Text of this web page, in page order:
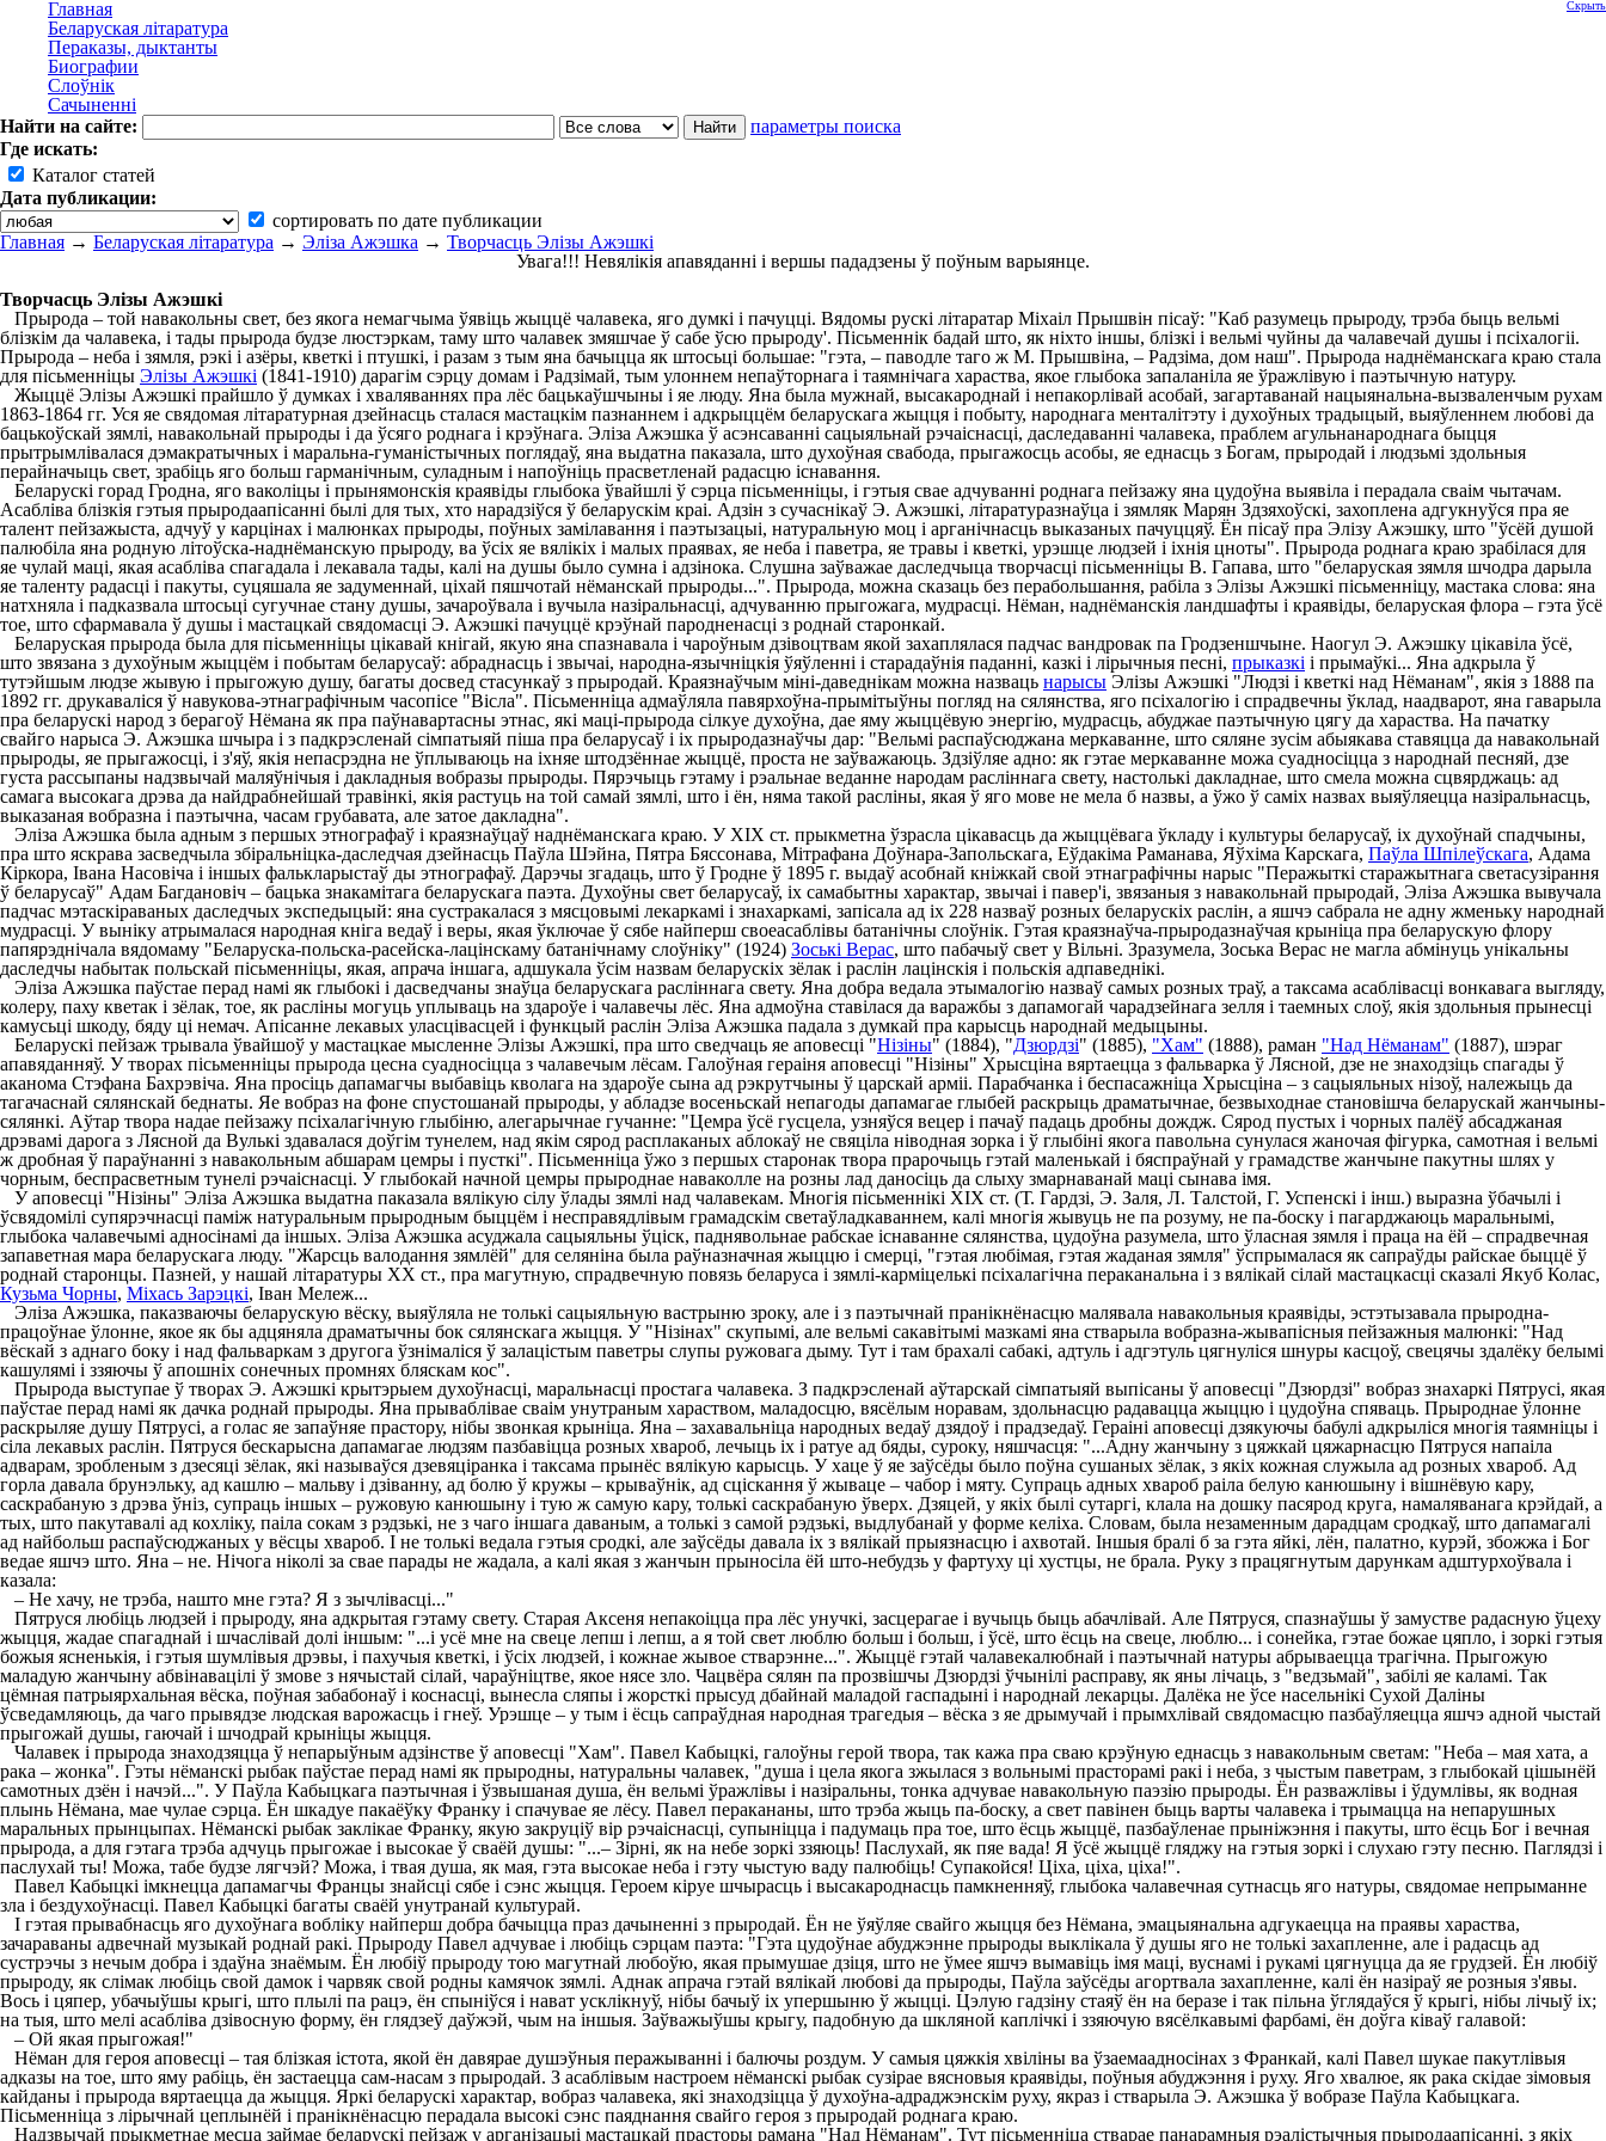
Главная
Беларуская літаратура
Пераказы, дыктанты
Биографии
Слоўнік
Сачыненні
Найти на сайте:
параметры поиска
Где искать:
Каталог статей
Дата публикации:
сортировать по дате публикации
Скрыть
Главная → Беларуская літаратура → Эліза Ажэшка → Творчасць Элізы Ажэшкі
Увага!!! Невялікія апавяданні і вершы пададзены ў поўным варыянце.
Творчасць Элізы Ажэшкі
Прырода – той навакольны свет, без якога немагчыма ўявіць жыццё чалавека, яго думкі і пачуцці. Вядомы рускі літаратар Міхаіл Прышвін пісаў: "Каб разумець прыроду, трэба быць вельмі
блізкім да чалавека, і тады прырода будзе люстэркам, таму што чалавек змяшчае ў сабе ўсю прыроду'. Пісьменнік бадай што, як ніхто іншы, блізкі і вельмі чуйны да чалавечай душы і псіхалогіі.
Прырода – неба і зямля, рэкі і азёры, кветкі і птушкі, і разам з тым яна бачыцца як штосьці большае: "гэта, – паводле таго ж М. Прышвіна, – Радзіма, дом наш". Прырода наднёманскага краю стала
для пісьменніцы Элізы Ажэшкі (1841-1910) дарагім сэрцу домам і Радзімай, тым улоннем непаўторнага і таямнічага хараства, якое глыбока запаланіла яе ўражлівую і паэтычную натуру.
Жыццё Элізы Ажэшкі прайшло ў думках і хваляваннях пра лёс бацькаўшчыны і яе люду. Яна была мужнай, высакароднай і непакорлівай асобай, загартаванай нацыянальна-вызваленчым рухам
1863-1864 гг. Уся яе свядомая літаратурная дзейнасць сталася мастацкім пазнаннем і адкрыццём беларускага жыцця і побыту, народнага менталітэту і духоўных традыцый, выяўленнем любові да
бацькоўскай зямлі, навакольнай прыроды і да ўсяго роднага і крэўнага. Эліза Ажэшка ў асэнсаванні сацыяльнай рэчаіснасці, даследаванні чалавека, праблем агульнанароднага быцця
прытрымлівалася дэмакратычных і маральна-гуманістычных поглядаў, яна выдатна паказала, што духоўная свабода, прыгажосць асобы, яе еднасць з Богам, прыродай і людзьмі здольныя
перайначыць свет, зрабіць яго больш гарманічным, суладным і напоўніць прасветленай радасцю існавання.
Беларускі горад Гродна, яго ваколіцы і прынямонскія краявіды глыбока ўвайшлі ў сэрца пісьменніцы, і гэтыя свае адчуванні роднага пейзажу яна цудоўна выявіла і перадала сваім чытачам.
Асабліва блізкія гэтыя прыродаапісанні былі для тых, хто нарадзіўся ў беларускім краі. Адзін з сучаснікаў Э. Ажэшкі, літаратуразнаўца і зямляк Марян Здзяхоўскі, захоплена адгукнуўся пра яе
талент пейзажыста, адчуў у карцінах і малюнках прыроды, поўных замілавання і паэтызацыі, натуральную моц і арганічнасць выказаных пачуццяў. Ён пісаў пра Элізу Ажэшку, што "ўсёй душой
палюбіла яна родную літоўска-наднёманскую прыроду, ва ўсіх яе вялікіх і малых праявах, яе неба і паветра, яе травы і кветкі, урэшце людзей і іхнія цноты". Прырода роднага краю зрабілася для
яе чулай маці, якая асабліва спагадала і лекавала тады, калі на душы было сумна і адзінока. Слушна заўважае даследчыца творчасці пісьменніцы В. Гапава, што "беларуская зямля шчодра дарыла
яе таленту радасці і пакуты, суцяшала яе задуменнай, ціхай пяшчотай нёманскай прыроды...". Прырода, можна сказаць без перабольшання, рабіла з Элізы Ажэшкі пісьменніцу, мастака слова: яна
натхняла і падказвала штосьці сугучнае стану душы, зачароўвала і вучыла назіральнасці, адчуванню прыгожага, мудрасці. Нёман, наднёманскія ландшафты і краявіды, беларуская флора – гэта ўсё
тое, што сфармавала ў душы і мастацкай свядомасці Э. Ажэшкі пачуццё крэўнай пародненасці з роднай старонкай.
Беларуская прырода была для пісьменніцы цікавай кнігай, якую яна спазнавала і чароўным дзівоцтвам якой захаплялася падчас вандровак па Гродзеншчыне. Наогул Э. Ажэшку цікавіла ўсё,
што звязана з духоўным жыццём і побытам беларусаў: абраднасць і звычаі, народна-язычніцкія ўяўленні і старадаўнія паданні, казкі і лірычныя песні, прыказкі і прымаўкі... Яна адкрыла ў
тутэйшым людзе жывую і прыгожую душу, багаты досвед стасункаў з прыродай. Краязнаўчым міні-даведнікам можна назваць нарысы Элізы Ажэшкі "Людзі і кветкі над Нёманам", якія з 1888 па
1892 гг. друкаваліся ў навукова-этнаграфічным часопісе "Вісла". Пісьменніца адмаўляла павярхоўна-прымітыўны погляд на сялянства, яго псіхалогію і спрадвечны ўклад, наадварот, яна гаварыла
пра беларускі народ з берагоў Нёмана як пра паўнавартасны этнас, які маці-прырода сілкуе духоўна, дае яму жыццёвую энергію, мудрасць, абуджае паэтычную цягу да хараства. На пачатку
свайго нарыса Э. Ажэшка шчыра і з падкрэсленай сімпатыяй піша пра беларусаў і іх прыродазнаўчы дар: "Вельмі распаўсюджана меркаванне, што сяляне зусім абыякава ставяцца да навакольнай
прыроды, яе прыгажосці, і з'яў, якія непасрэдна не ўплываюць на іхняе штодзённае жыццё, проста не заўважаюць. Здзіўляе адно: як гэтае меркаванне можа суадносіцца з народнай песняй, дзе
густа рассыпаны надзвычай маляўнічыя і дакладныя вобразы прыроды. Пярэчыць гэтаму і рэальнае веданне народам расліннага свету, настолькі дакладнае, што смела можна сцвярджаць: ад
самага высокага дрэва да найдрабнейшай травінкі, якія растуць на той самай зямлі, што і ён, няма такой расліны, якая ў яго мове не мела б назвы, а ўжо ў саміх назвах выяўляецца назіральнасць,
выказаная вобразна і паэтычна, часам грубавата, але затое дакладна".
Эліза Ажэшка была адным з першых этнографаў і краязнаўцаў наднёманскага краю. У ХІХ ст. прыкметна ўзрасла цікавасць да жыццёвага ўкладу і культуры беларусаў, іх духоўнай спадчыны,
пра што яскрава засведчыла збіральніцка-даследчая дзейнасць Паўла Шэйна, Пятра Бяссонава, Мітрафана Доўнара-Запольскага, Еўдакіма Раманава, Яўхіма Карскага, Паўла Шпілеўскага, Адама
Кіркора, Івана Насовіча і іншых фалькларыстаў ды этнографаў. Дарэчы згадаць, што ў Гродне ў 1895 г. выдаў асобнай кніжкай свой этнаграфічны нарыс "Перажыткі старажытнага светасузірання
ў беларусаў" Адам Багдановіч – бацька знакамітага беларускага паэта. Духоўны свет беларусаў, іх самабытны характар, звычаі і павер'і, звязаныя з навакольнай прыродай, Эліза Ажэшка вывучала
падчас мэтаскіраваных даследчых экспедыцый: яна сустракалася з мясцовымі лекаркамі і знахаркамі, запісала ад іх 228 назваў розных беларускіх раслін, а яшчэ сабрала не адну жменьку народнай
мудрасці. У выніку атрымалася народная кніга ведаў і веры, якая ўключае ў сябе найперш своеасаблівы батанічны слоўнік. Гэтая краязнаўча-прыродазнаўчая крыніца пра беларускую флору
папярэднічала вядомаму "Беларуска-польска-расейска-лацінскаму батанічнаму слоўніку" (1924) Зоські Верас, што пабачыў свет у Вільні. Зразумела, Зоська Верас не магла абмінуць унікальны
даследчы набытак польскай пісьменніцы, якая, апрача іншага, адшукала ўсім назвам беларускіх зёлак і раслін лацінскія і польскія адпаведнікі.
Эліза Ажэшка паўстае перад намі як глыбокі і дасведчаны знаўца беларускага расліннага свету. Яна добра ведала этымалогію назваў самых розных траў, а таксама асаблівасці вонкавага выгляду,
колеру, паху кветак і зёлак, тое, як расліны могуць уплываць на здароўе і чалавечы лёс. Яна адмоўна ставілася да варажбы з дапамогай чарадзейнага зелля і таемных слоў, якія здольныя прынесці
камусьці шкоду, бяду ці немач. Апісанне лекавых уласцівасцей і функцый раслін Эліза Ажэшка падала з думкай пра карысць народнай медыцыны.
Беларускі пейзаж трывала ўвайшоў у мастацкае мысленне Элізы Ажэшкі, пра што сведчаць яе аповесці "Нізіны" (1884), "Дзюрдзі" (1885), "Хам" (1888), раман "Над Нёманам" (1887), шэраг
апавяданняў. У творах пісьменніцы прырода цесна суадносіцца з чалавечым лёсам. Галоўная гераіня аповесці "Нізіны" Хрысціна вяртаецца з фальварка ў Лясной, дзе не знаходзіць спагады ў
аканома Стэфана Бахрэвіча. Яна просіць дапамагчы выбавіць кволага на здароўе сына ад рэкрутчыны ў царскай арміі. Парабчанка і беспасажніца Хрысціна – з сацыяльных нізоў, належыць да
тагачаснай сялянскай беднаты. Яе вобраз на фоне спустошанай прыроды, у абладзе восеньскай непагоды дапамагае глыбей раскрыць драматычнае, безвыходнае становішча беларускай жанчыны-
сялянкі. Аўтар твора надае пейзажу псіхалагічную глыбіню, алегарычнае гучанне: "Цемра ўсё гусцела, узняўся вецер і пачаў падаць дробны дождж. Сярод пустых і чорных палёў абсаджаная
дрэвамі дарога з Лясной да Вулькі здавалася доўгім тунелем, над якім сярод расплаканых аблокаў не свяціла ніводная зорка і ў глыбіні якога павольна сунулася жаночая фігурка, самотная і вельмі
ж дробная ў параўнанні з навакольным абшарам цемры і пусткі". Пісьменніца ўжо з першых старонак твора прарочыць гэтай маленькай і бяспраўнай у грамадстве жанчыне пакутны шлях у
чорным, беспрасветным тунелі рэчаіснасці. У глыбокай начной цемры прыроднае наваколле на розны лад даносіць да слыху змарнаванай маці сынава імя.
У аповесці "Нізіны" Эліза Ажэшка выдатна паказала вялікую сілу ўлады зямлі над чалавекам. Многія пісьменнікі ХІХ ст. (Т. Гардзі, Э. Заля, Л. Талстой, Г. Успенскі і інш.) выразна ўбачылі і
ўсвядомілі супярэчнасці паміж натуральным прыродным быццём і несправядлівым грамадскім светаўладкаваннем, калі многія жывуць не па розуму, не па-боску і пагарджаюць маральнымі,
глыбока чалавечымі адносінамі да іншых. Эліза Ажэшка асуджала сацыяльны ўціск, паднявольнае рабскае існаванне сялянства, цудоўна разумела, што ўласная зямля і праца на ёй – спрадвечная
запаветная мара беларускага люду. "Жарсць валодання зямлёй" для селяніна была раўназначная жыццю і смерці, "гэтая любімая, гэтая жаданая зямля" ўспрымалася як сапраўды райскае быццё ў
роднай старонцы. Пазней, у нашай літаратуры ХХ ст., пра магутную, спрадвечную повязь беларуса і зямлі-карміцелькі псіхалагічна пераканальна і з вялікай сілай мастацкасці сказалі Якуб Колас,
Кузьма Чорны, Міхась Зарэцкі, Іван Мележ...
Эліза Ажэшка, паказваючы беларускую вёску, выяўляла не толькі сацыяльную вастрыню зроку, але і з паэтычнай пранікнёнасцю малявала навакольныя краявіды, эстэтызавала прыродна-
працоўнае ўлонне, якое як бы адцяняла драматычны бок сялянскага жыцця. У "Нізінах" скупымі, але вельмі сакавітымі мазкамі яна стварыла вобразна-жывапісныя пейзажныя малюнкі: "Над
вёскай з аднаго боку і над фальваркам з другога ўзнімаліся ў залацістым паветры слупы ружовага дыму. Тут і там брахалі сабакі, адтуль і адгэтуль цягнуліся шнуры касцоў, свецячы здалёку белымі
кашулямі і ззяючы ў апошніх сонечных промнях бляскам кос".
Прырода выступае ў творах Э. Ажэшкі крытэрыем духоўнасці, маральнасці простага чалавека. З падкрэсленай аўтарскай сімпатыяй выпісаны ў аповесці "Дзюрдзі" вобраз знахаркі Пятрусі, якая
паўстае перад намі як дачка роднай прыроды. Яна прываблівае сваім унутраным хараством, маладосцю, вясёлым норавам, здольнасцю радавацца жыццю і цудоўна спяваць. Прыроднае ўлонне
раскрыляе душу Пятрусі, а голас яе запаўняе прастору, нібы звонкая крыніца. Яна – захавальніца народных ведаў дзядоў і прадзедаў. Гераіні аповесці дзякуючы бабулі адкрыліся многія таямніцы і
сіла лекавых раслін. Пятруся бескарысна дапамагае людзям пазбавіцца розных хвароб, лечыць іх і ратуе ад бяды, суроку, няшчасця: "...Адну жанчыну з цяжкай цяжарнасцю Пятруся напаіла
адварам, зробленым з дзесяці зёлак, які называўся дзевяціранка і таксама прынёс вялікую карысць. У хаце ў яе заўсёды было поўна сушаных зёлак, з якіх кожная служыла ад розных хвароб. Ад
горла давала брунэльку, ад кашлю – мальву і дзіванну, ад болю ў кружы – крываўнік, ад сціскання ў жываце – чабор і мяту. Супраць адных хвароб раіла белую канюшыну і вішнёвую кару,
саскрабаную з дрэва ўніз, супраць іншых – ружовую канюшыну і тую ж самую кару, толькі саскрабаную ўверх. Дзяцей, у якіх былі сутаргі, клала на дошку пасярод круга, намаляванага крэйдай, а
тых, што пакутавалі ад кохліку, паіла сокам з рэдзькі, не з чаго іншага даваным, а толькі з самой рэдзькі, выдлубанай у форме келіха. Словам, была незаменным дарадцам сродкаў, што дапамагалі
ад найбольш распаўсюджаных у вёсцы хвароб. І не толькі ведала гэтыя сродкі, але заўсёды давала іх з вялікай прыязнасцю і ахвотай. Іншыя бралі б за гэта яйкі, лён, палатно, курэй, збожжа і Бог
ведае яшчэ што. Яна – не. Нічога ніколі за свае парады не жадала, а калі якая з жанчын прыносіла ёй што-небудзь у фартуху ці хустцы, не брала. Руку з працягнутым дарункам адштурхоўвала і
казала:
– Не хачу, не трэба, нашто мне гэта? Я з зычлівасці..."
Пятруся любіць людзей і прыроду, яна адкрытая гэтаму свету. Старая Аксеня непакоіцца пра лёс унучкі, засцерагае і вучыць быць абачлівай. Але Пятруся, спазнаўшы ў замустве радасную ўцеху
жыцця, жадае спагаднай і шчаслівай долі іншым: "...і усё мне на свеце лепш і лепш, а я той свет люблю больш і больш, і ўсё, што ёсць на свеце, люблю... і сонейка, гэтае божае цяпло, і зоркі гэтыя
божыя ясненькія, і гэтыя шумлівыя дрэвы, і пахучыя кветкі, і ўсіх людзей, і кожнае жывое стварэнне...". Жыццё гэтай чалавекалюбнай і паэтычнай натуры абрываецца трагічна. Прыгожую
маладую жанчыну абвінавацілі ў змове з нячыстай сілай, чараўніцтве, якое нясе зло. Чацвёра сялян па прозвішчы Дзюрдзі ўчынілі расправу, як яны лічаць, з "ведзьмай", забілі яе каламі. Так
цёмная патрыярхальная вёска, поўная забабонаў і коснасці, вынесла сляпы і жорсткі прысуд дбайнай маладой гаспадыні і народнай лекарцы. Далёка не ўсе насельнікі Сухой Даліны
ўсведамляюць, да чаго прывядзе людская варожасць і гнеў. Урэшце – у тым і ёсць сапраўдная народная трагедыя – вёска з яе дрымучай і прымхлівай свядомасцю пазбаўляецца яшчэ адной чыстай
прыгожай душы, гаючай і шчодрай крыніцы жыцця.
Чалавек і прырода знаходзяцца ў непарыўным адзінстве ў аповесці "Хам". Павел Кабыцкі, галоўны герой твора, так кажа пра сваю крэўную еднасць з навакольным светам: "Неба – мая хата, а
рака – жонка". Гэты нёманскі рыбак паўстае перад намі як прыродны, натуральны чалавек, "душа і цела якога зжылася з вольнымі прасторамі ракі і неба, з чыстым паветрам, з глыбокай цішынёй
самотных дзён і начэй...". У Паўла Кабыцкага паэтычная і ўзвышаная душа, ён вельмі ўражлівы і назіральны, тонка адчувае навакольную паэзію прыроды. Ён разважлівы і ўдумлівы, як водная
плынь Нёмана, мае чулае сэрца. Ён шкадуе пакаёўку Франку і спачувае яе лёсу. Павел перакананы, што трэба жыць па-боску, а свет павінен быць варты чалавека і трымацца на непарушных
маральных прынцыпах. Нёманскі рыбак заклікае Франку, якую закруціў вір рэчаіснасці, супыніцца і падумаць пра тое, што ёсць жыццё, пазбаўленае прыніжэння і пакуты, што ёсць Бог і вечная
прырода, а для гэтага трэба адчуць прыгожае і высокае ў сваёй душы: "...– Зірні, як на небе зоркі ззяюць! Паслухай, як пяе вада! Я ўсё жыццё гляджу на гэтыя зоркі і слухаю гэту песню. Паглядзі і
паслухай ты! Можа, табе будзе лягчэй? Можа, і твая душа, як мая, гэта высокае неба і гэту чыстую ваду палюбіць! Супакойся! Ціха, ціха, ціха!".
Павел Кабыцкі імкнецца дапамагчы Францы знайсці сябе і сэнс жыцця. Героем кіруе шчырасць і высакароднасць памкненняў, глыбока чалавечная сутнасць яго натуры, свядомае непрыманне
зла і бездухоўнасці. Павел Кабыцкі багаты сваёй унутранай культурай.
І гэтая прывабнасць яго духоўнага вобліку найперш добра бачыцца праз дачыненні з прыродай. Ён не ўяўляе свайго жыцця без Нёмана, эмацыянальна адгукаецца на праявы хараства,
зачараваны адвечнай музыкай роднай ракі. Прыроду Павел адчувае і любіць сэрцам паэта: "Гэта цудоўнае абуджэнне прыроды выклікала ў душы яго не толькі захапленне, але і радасць ад
сустрэчы з нечым добра і здаўна знаёмым. Ён любіў прыроду тою магутнай любоўю, якая прымушае дзіця, што не ўмее яшчэ вымавіць імя маці, вуснамі і рукамі цягнуцца да яе грудзей. Ён любіў
прыроду, як слімак любіць свой дамок і чарвяк свой родны камячок зямлі. Аднак апрача гэтай вялікай любові да прыроды, Паўла заўсёды агортвала захапленне, калі ён назіраў яе розныя з'явы.
Вось і цяпер, убачыўшы крыгі, што плылі па рацэ, ён спыніўся і нават усклікнуў, нібы бачыў іх упершыню ў жыцці. Цэлую гадзіну стаяў ён на беразе і так пільна ўглядаўся ў крыгі, нібы лічыў іх;
на тыя, што мелі асабліва дзівосную форму, ён глядзеў даўжэй, чым на іншыя. Заўважыўшы крыгу, падобную да шкляной каплічкі і ззяючую вясёлкавымі фарбамі, ён доўга ківаў галавой:
– Ой якая прыгожая!"
Нёман для героя аповесці – тая блізкая істота, якой ён давярае душэўныя перажыванні і балючы роздум. У самыя цяжкія хвіліны ва ўзаемаадносінах з Франкай, калі Павел шукае пакутлівыя
адказы на тое, што яму рабіць, ён застаецца сам-насам з прыродай. З асаблівым настроем нёманскі рыбак сузірае вясновыя краявіды, поўныя абуджэння і руху. Яго хвалюе, як рака скідае зімовыя
кайданы і прырода вяртаецца да жыцця. Яркі беларускі характар, вобраз чалавека, які знаходзіцца ў духоўна-адраджэнскім руху, якраз і стварыла Э. Ажэшка ў вобразе Паўла Кабыцкага.
Пісьменніца з лірычнай цеплынёй і пранікнёнасцю перадала высокі сэнс паяднання свайго героя з прыродай роднага краю.
Надзвычай прыкметнае месца займае беларускі пейзаж у арганізацыі мастацкай прасторы рамана "Над Нёманам". Тут пісьменніца стварае панарамныя рэалістычныя прыродаапісанні, з якіх